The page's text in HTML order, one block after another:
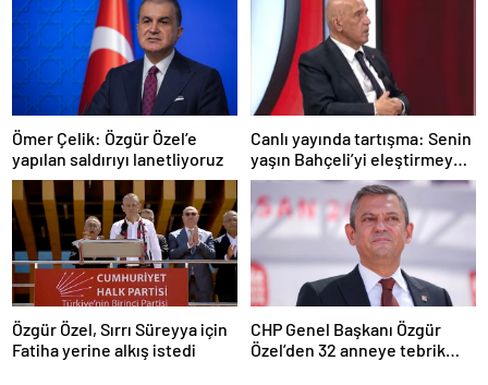
Ömer Çelik: Özgür Özel’e
yapılan saldırıyı lanetliyoruz
Canlı yayında tartışma: Senin
yaşın Bahçeli’yi eleştirmeye
yetmez
Özgür Özel, Sırrı Süreyya için
Fatiha yerine alkış istedi
CHP Genel Başkanı Özgür
Özel’den 32 anneye tebrik